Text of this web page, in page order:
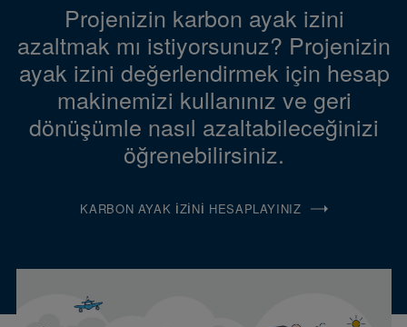
Projenizin karbon ayak izini
azaltmak mı istiyorsunuz? Projenizin
ayak izini değerlendirmek için hesap
makinemizi kullanınız ve geri
dönüşümle nasıl azaltabileceğinizi
öğrenebilirsiniz.
KARBON AYAK İZINI HESAPLAYINIZ